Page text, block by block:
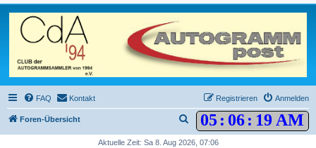
FAQ Kontakt Anmelden
Registrieren
Foren-Übersicht 05 : 06: 19 AM
u
Aktuelle Zeit: Sa 8. Aug 2026, 07:06